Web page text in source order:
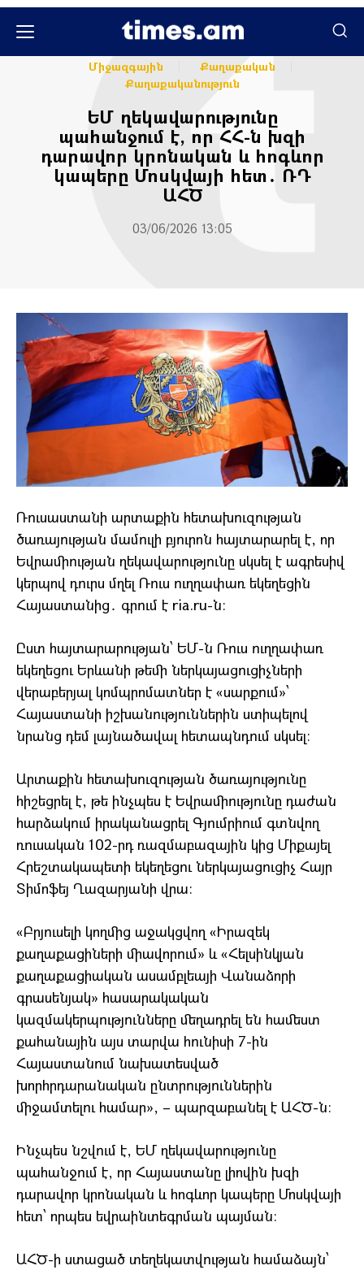
Միջազգային
Քաղաքական
Քաղաքականություն
ԵՄ ղեկավարությունը
պահանջում է, որ ՀՀ-ն խզի
դարավոր կրոնական և հոգևոր
կապերը Մոսկվայի հետ․ ՌԴ
ԱՀԾ
03/06/2026 13:05
Ռուսաստանի արտաքին հետախուզության
ծառայության մամուլի բյուրոն հայտարարել է, որ
Եվրամիության ղեկավարությունը սկսել է ագրեսիվ
կերպով դուրս մղել Ռուս ուղղափառ եկեղեցին
Հայաստանից․ գրում է ria.ru-ն։
Ըստ հայտարարության՝ ԵՄ-ն Ռուս ուղղափառ
եկեղեցու Երևանի թեմի ներկայացուցիչների
վերաբերյալ կոմպրոմատներ է «սարքում»՝
Հայաստանի իշխանություններին ստիպելով
նրանց դեմ լայնածավալ հետապնդում սկսել։
Արտաքին հետախուզության ծառայությունը
հիշեցրել է, թե ինչպես է Եվրամիությունը դաժան
հարձակում իրականացրել Գյումրիում գտնվող
ռուսական 102-րդ ռազմաբազային կից Միքայել
Հրեշտակապետի եկեղեցու ներկայացուցիչ Հայր
Տիմոֆեյ Ղազարյանի վրա։
«Բրյուսելի կողմից աջակցվող «Իրազեկ
քաղաքացիների միավորում» և «Հելսինկյան
քաղաքացիական ասամբլեայի Վանաձորի
գրասենյակ» հասարակական
կազմակերպությունները մեղադրել են համեստ
քահանային այս տարվա հունիսի 7-ին
Հայաստանում նախատեսված
խորհրդարանական ընտրություններին
միջամտելու համար», – պարզաբանել է ԱՀԾ-ն։
Ինչպես նշվում է, ԵՄ ղեկավարությունը
պահանջում է, որ Հայաստանը լիովին խզի
դարավոր կրոնական և հոգևոր կապերը Մոսկվայի
հետ՝ որպես եվրաինտեգրման պայման։
ԱՀԾ-ի ստացած տեղեկատվության համաձայն՝